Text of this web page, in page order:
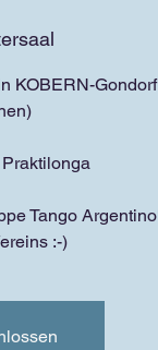
KOBERN-
Tango
:-)